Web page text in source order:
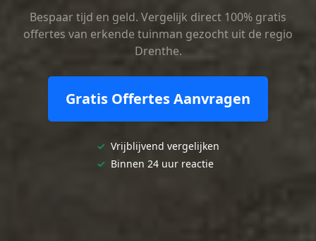
Bespaar tijd en geld. Vergelijk direct 100% gratis
offertes van erkende tuinman gezocht uit de regio
Drenthe.
Gratis Offertes Aanvragen
✓ Vrijblijvend vergelijken
✓ Binnen 24 uur reactie